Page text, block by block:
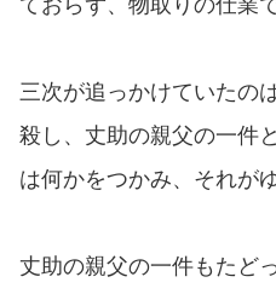
三次が追っかけていたの
殺し、丈助の親父の一件
は何かをつかみ、それが
丈助の親父の一件もたど